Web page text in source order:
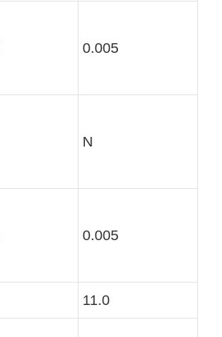
0.005
N
0.005
11.0